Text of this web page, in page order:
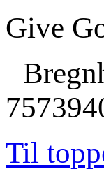
Give
Til